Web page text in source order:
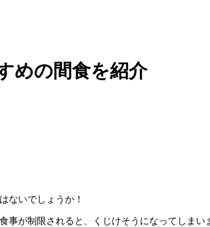
めの間食を紹介
ないでしょうか！
事が制限されると、くじけそうになってしまい